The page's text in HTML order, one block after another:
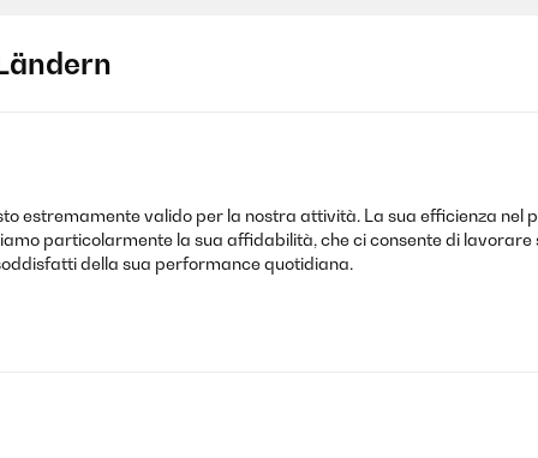
ist sehr zufrieden mit ihrer Eiswürfelmaschine.
estremamente valido per la nostra attività. La sua efficienza
particolarmente la sua affidabilità, che ci consente di
della sua performance quotidiana.